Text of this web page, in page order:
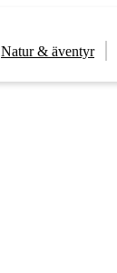
Natur & äventyr